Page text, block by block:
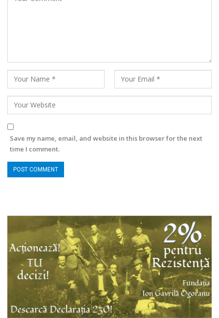
Save my name, email, and website in this browser for the next
time I comment.